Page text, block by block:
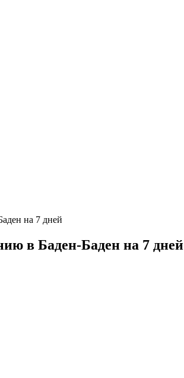
в Баден-Баден на 7 дней